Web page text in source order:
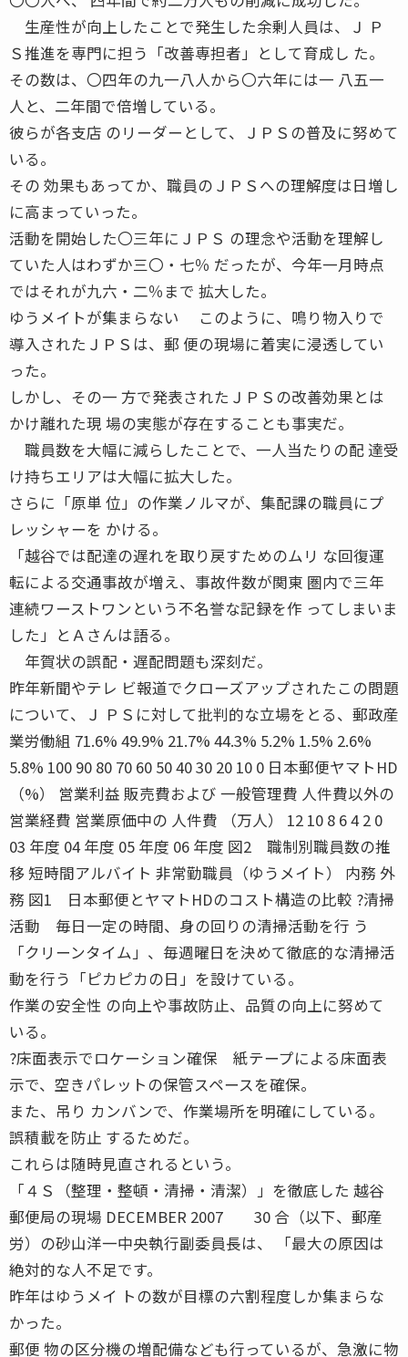
生産性が向上したことで発生した余剰人員は、Ｊ Ｐ
Ｓ推進を専門に担う「改善専担者」として育成し た。
その数は、〇四年の九一八人から〇六年には一 八五一
人と、二年間で倍増している。
彼らが各支店 のリーダーとして、ＪＰＳの普及に努めて
いる。
その 効果もあってか、職員のＪＰＳへの理解度は日増し
に高まっていった。
活動を開始した〇三年にＪＰＳ の理念や活動を理解し
ていた人はわずか三〇・七％ だったが、今年一月時点
ではそれが九六・二％まで 拡大した。
ゆうメイトが集まらない このように、鳴り物入りで
導入されたＪＰＳは、郵 便の現場に着実に浸透してい
った。
しかし、その一 方で発表されたＪＰＳの改善効果とは
かけ離れた現 場の実態が存在することも事実だ。
職員数を大幅に減らしたことで、一人当たりの配 達受
け持ちエリアは大幅に拡大した。
さらに「原単 位」の作業ノルマが、集配課の職員にプ
レッシャーを かける。
「越谷では配達の遅れを取り戻すためのムリ な回復運
転による交通事故が増え、事故件数が関東 圏内で三年
連続ワーストワンという不名誉な記録を作 ってしまいま
した」とＡさんは語る。
年賀状の誤配・遅配問題も深刻だ。
昨年新聞やテレ ビ報道でクローズアップされたこの問題
について、Ｊ ＰＳに対して批判的な立場をとる、郵政産
業労働組 71.6% 49.9% 21.7% 44.3% 5.2% 1.5% 2.6%
5.8% 100 90 80 70 60 50 40 30 20 10 0 日本郵便ヤマトHD
（%） 営業利益 販売費および 一般管理費 人件費以外の
営業経費 営業原価中の 人件費 （万人） 12 10 8 6 4 2 0
03 年度 04 年度 05 年度 06 年度 図2 職制別職員数の推
移 短時間アルバイト 非常勤職員（ゆうメイト） 内務 外
務 図1 日本郵便とヤマトHDのコスト構造の比較 ?清掃
活動 毎日一定の時間、身の回りの清掃活動を行 う
「クリーンタイム」、毎週曜日を決めて徹底的な清掃活
動を行う「ピカピカの日」を設けている。
作業の安全性 の向上や事故防止、品質の向上に努めて
いる。
?床面表示でロケーション確保 紙テープによる床面表
示で、空きパレットの保管スペースを確保。
また、吊り カンバンで、作業場所を明確にしている。
誤積載を防止 するためだ。
これらは随時見直されるという。
「４Ｓ（整理・整頓・清掃・清潔）」を徹底した 越谷
郵便局の現場 DECEMBER 2007 30 合（以下、郵産
労）の砂山洋一中央執行副委員長は、 「最大の原因は
絶対的な人不足です。
昨年はゆうメイ トの数が目標の六割程度しか集まらな
かった。
郵便 物の区分機の増配備なども行っているが、急激に物